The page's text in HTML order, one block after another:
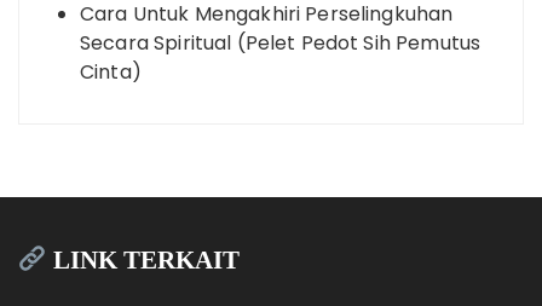
Cara Untuk Mengakhiri Perselingkuhan
Secara Spiritual (Pelet Pedot Sih Pemutus
Cinta)
LINK TERKAIT